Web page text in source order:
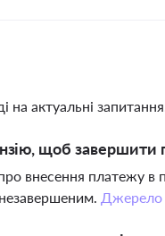
на актуальні
щоб завершити
внесення платежу в
Джерело